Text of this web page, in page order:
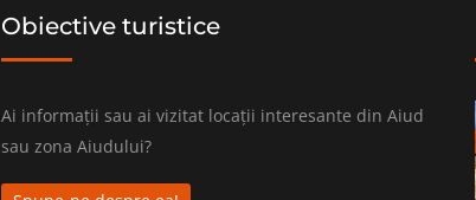
Obiective turistice
Ai informații sau ai vizitat locații interesante din Aiud
sau zona Aiudului?